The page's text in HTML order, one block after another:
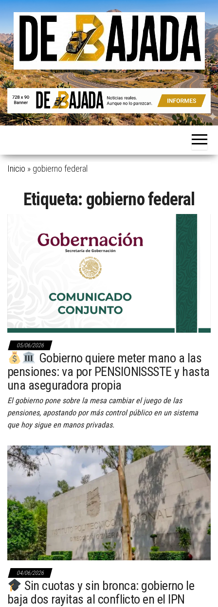
Saltar
contenido
De
Bajada
Noticias
Aunque
parezcan.
Inicio » gobierno federal
Etiqueta: gobierno federal
05/06/2026
Gobierno quiere meter mano a las
pensiones: va por PENSIONISSSTE y hasta
una aseguradora propia
El gobierno pone sobre la mesa cambiar el juego de las
pensiones, apostando por más control público en un sistema
que hoy sigue en manos privadas.
04/06/2026
Sin cuotas y sin bronca: gobierno le
baja dos rayitas al conflicto en el IPN